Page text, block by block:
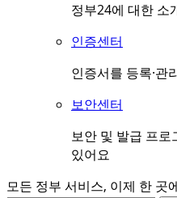
정부24에 대한 소
인증센터
인증서를 등록·관
보안센터
보안 및 발급 프로
있어요
모든 정부 서비스, 이제 한 곳